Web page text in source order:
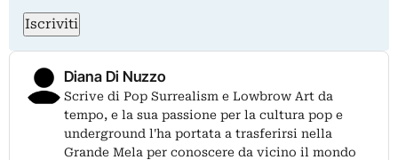
Iscriviti
Diana Di Nuzzo
Scrive di Pop Surrealism e Lowbrow Art da
tempo, e la sua passione per la cultura pop e
underground l'ha portata a trasferirsi nella
Grande Mela per conoscere da vicino il mondo